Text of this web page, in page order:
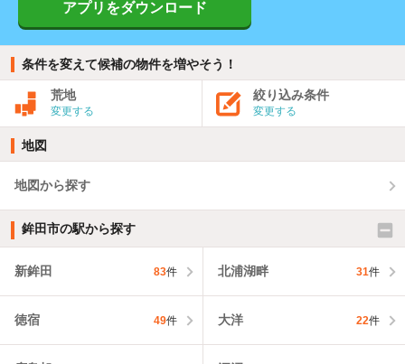
アプリをダウンロード
条件を変えて候補の物件を増やそう！
荒地
変更する
絞り込み条件
変更する
地図
地図から探す
鉾田市の駅から探す
新鉾田 83件 北浦湖畔 31件
徳宿 49件 大洋 22件